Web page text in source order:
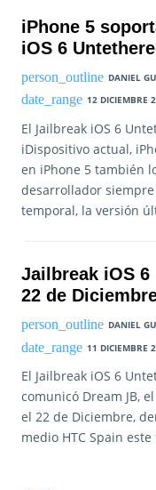
iPhone 5
iOS 6
DANIEL
12 DICIEMBRE
El Jailbreak iOS 6
iDispositivo actual,
en iPhone 5 también
desarrollador
temporal, la versión
Jailbreak iOS 6
22 de
DANIEL
11 DICIEMBRE
El Jailbreak iOS 6
comunicó Dream JB,
el 22 de Diciembre,
medio HTC Spain